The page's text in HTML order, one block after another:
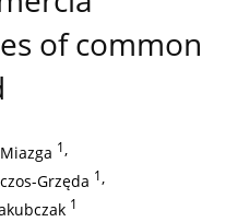
of common
1,
Grzęda 1,
1